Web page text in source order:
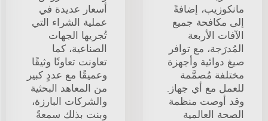
مانكوزيب، إضافةً
إلى مكافحة جميع
الآفات الأربعة
المُدرَجة، مع توافر
صيغ دوائية وأجهزة
مختلفة مُصمَّمة
للعمل مع أي جهاز.
وقد أوصت منظمة
الصحة العالمية
أسعار عديدة في
عملية الشراء التي
تُجريها الجهات
الصناعية، كما
تعاونت تعاونًا وثيقًا
وعميقًا مع عددٍ كبير
من المعاهد البحثية
والشركات البارزة،
وبنت بذلك سمعةً